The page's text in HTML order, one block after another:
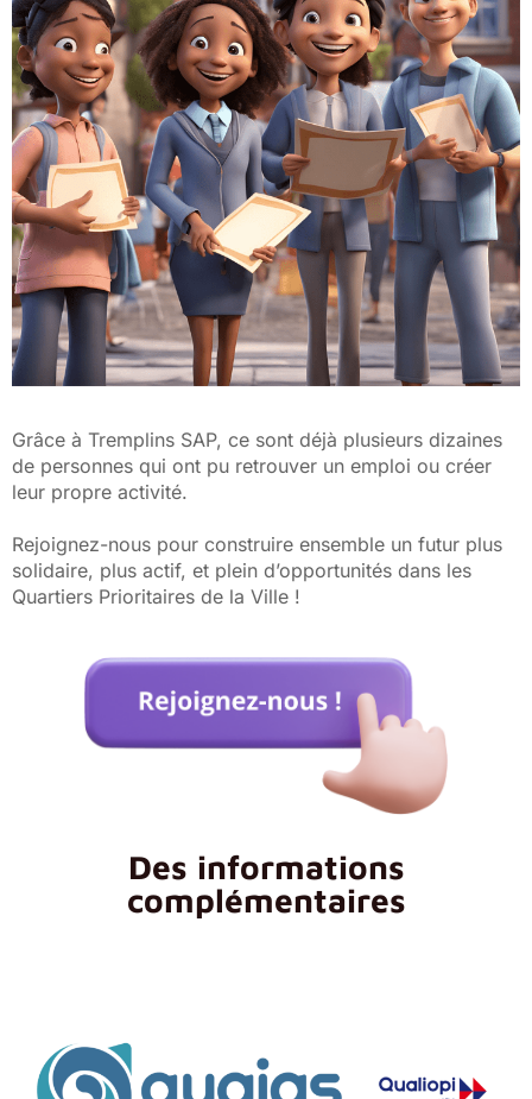
Grâce à Tremplins SAP, ce sont déjà plusieurs dizaines
de personnes qui ont pu retrouver un emploi ou créer
leur propre activité.
Rejoignez-nous pour construire ensemble un futur plus
solidaire, plus actif, et plein d’opportunités dans les
Quartiers Prioritaires de la Ville !
Des informations
complémentaires